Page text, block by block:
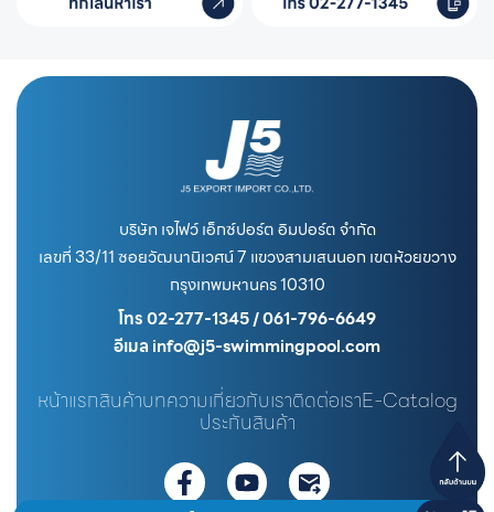
บริษัท เจไฟว์ เอ็กซ์ปอร์ต อิมปอร์ต จำกัด
เลขที่ 33/11 ซอยวัฒนานิเวศน์ 7 แขวงสามเสนนอก เขตห้วยขวาง
กรุงเทพมหานคร 10310
โทร 02-277-1345 / 061-796-6649
อีเมล info@j5-swimmingpool.com
หน้าแรกสินค้าบทความเกี่ยวกับเราติดต่อเราE-Catalog
ประกันสินค้า